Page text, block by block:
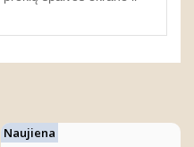
Naujiena